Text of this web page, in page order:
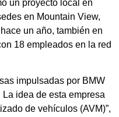
un proyecto local en
en Mountain View,
un año, también en
18 empleados en la red
impulsadas por BMW
idea de esta empresa
de vehículos (AVM)”,